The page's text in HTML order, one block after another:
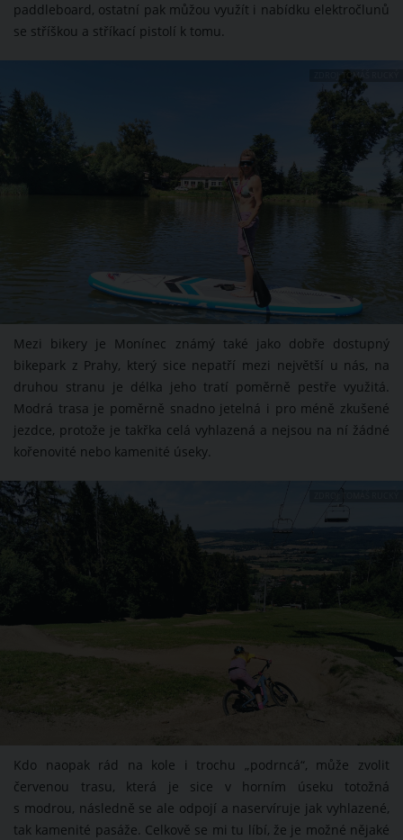
paddleboard, ostatní pak můžou využít i nabídku elektročlunů
se stříškou a stříkací pistolí k tomu.
ZDROJ: TOMÁŠ RUCKÝ
Mezi bikery je Monínec známý také jako dobře dostupný
bikepark z Prahy, který sice nepatří mezi největší u nás, na
druhou stranu je délka jeho tratí poměrně pestře využitá.
Modrá trasa je poměrně snadno jetelná i pro méně zkušené
jezdce, protože je takřka celá vyhlazená a nejsou na ní žádné
kořenovité nebo kamenité úseky.
Kdo naopak rád na kole i trochu „podrncá“, může zvolit
červenou trasu, která je sice v horním úseku totožná
s modrou, následně se ale odpojí a naservíruje jak vyhlazené,
tak kamenité pasáže. Celkově se mi tu líbí, že je možné nějaké